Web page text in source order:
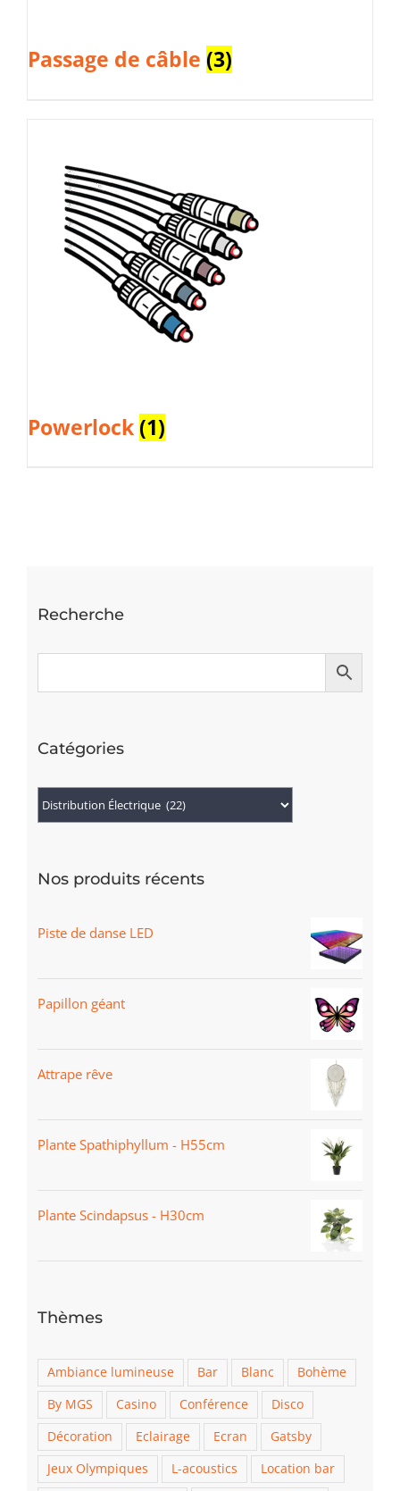
Passage de câble (3)
Powerlock (1)
Recherche
Catégories
Nos produits récents
Piste de danse LED
Papillon géant
Attrape rêve
Plante Spathiphyllum - H55cm
Plante Scindapsus - H30cm
Thèmes
Ambiance lumineuse Bar Blanc
Bohème
By MGS
Casino Conférence
Disco
Décoration
Eclairage Ecran
Gatsby
Jeux Olympiques
L-acoustics
Location bar